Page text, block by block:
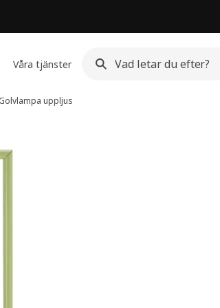
Våra tjänster
Golvlampa uppljus